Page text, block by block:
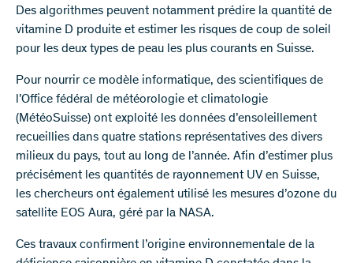
Des algorithmes peuvent notamment prédire la quantité de
vitamine D produite et estimer les risques de coup de soleil
pour les deux types de peau les plus courants en Suisse.
Pour nourrir ce modèle informatique, des scientifiques de
l’Office fédéral de météorologie et climatologie
(MétéoSuisse) ont exploité les données d’ensoleillement
recueillies dans quatre stations représentatives des divers
milieux du pays, tout au long de l’année. Afin d’estimer plus
précisément les quantités de rayonnement UV en Suisse,
les chercheurs ont également utilisé les mesures d’ozone du
satellite EOS Aura, géré par la NASA.
Ces travaux confirment l’origine environnementale de la